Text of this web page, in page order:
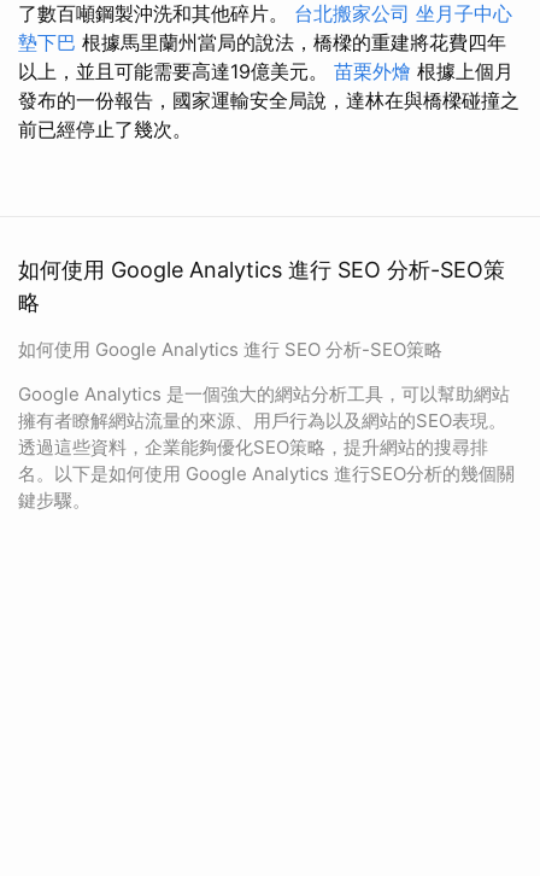
了數百噸鋼製沖洗和其他碎片。 台北搬家公司 坐月子中心
墊下巴 根據馬里蘭州當局的說法，橋樑的重建將花費四年
以上，並且可能需要高達19億美元。 苗栗外燴 根據上個月
發布的一份報告，國家運輸安全局說，達林在與橋樑碰撞之
前已經停止了幾次。
如何使用 Google Analytics 進行 SEO 分析-SEO策
略
如何使用 Google Analytics 進行 SEO 分析-SEO策略
Google Analytics 是一個強大的網站分析工具，可以幫助網站
擁有者瞭解網站流量的來源、用戶行為以及網站的SEO表現。
透過這些資料，企業能夠優化SEO策略，提升網站的搜尋排
名。以下是如何使用 Google Analytics 進行SEO分析的幾個關
鍵步驟。